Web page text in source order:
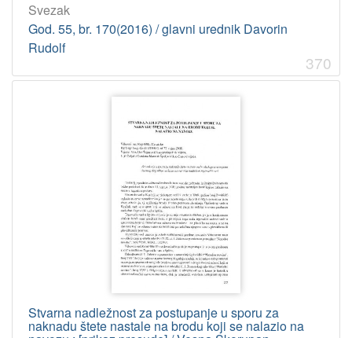
Svezak
God. 55, br. 170(2016) / glavni urednik Davorin
Rudolf
370
Stvarna nadležnost za postupanje u sporu za
naknadu štete nastale na brodu koji se nalazio na